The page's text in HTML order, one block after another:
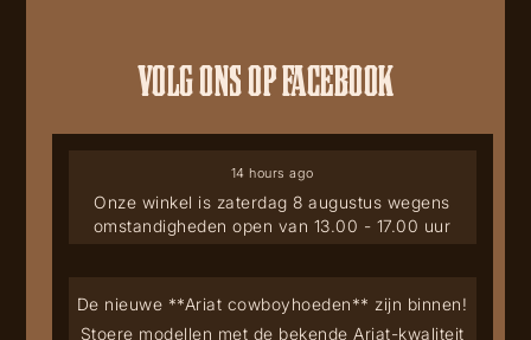
VOLG ONS OP FACEBOOK
Onze winkel is zaterdag 8 augustus wegens
omstandigheden open van 13.00 - 17.00 uur
14 hours ago
De nieuwe **Ariat cowboyhoeden** zijn binnen!
Stoere modellen met de bekende Ariat-kwaliteit